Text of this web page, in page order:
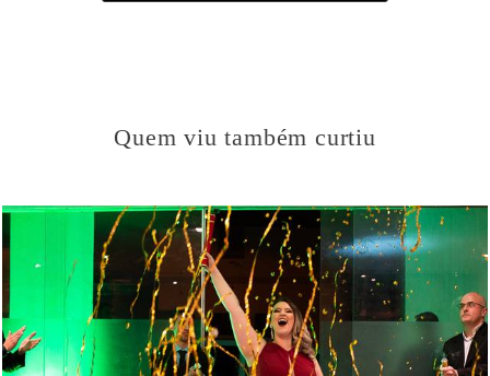
Quem viu também curtiu